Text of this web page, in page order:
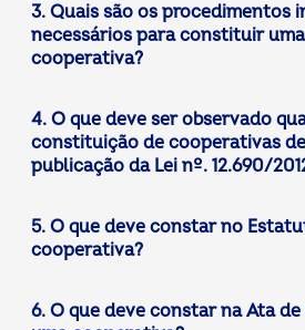
3. Quais são os procedimentos
necessários para constituir
cooperativa?
4. O que deve ser observado
constituição de cooperativas
publicação da Lei nº. 12.690/
5. O que deve constar no
cooperativa?
6. O que deve constar na Ata